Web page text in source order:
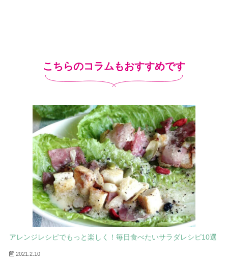
こちらのコラムもおすすめです
アレンジレシピでもっと楽しく！毎日食べたいサラダレシピ10選
2021.2.10